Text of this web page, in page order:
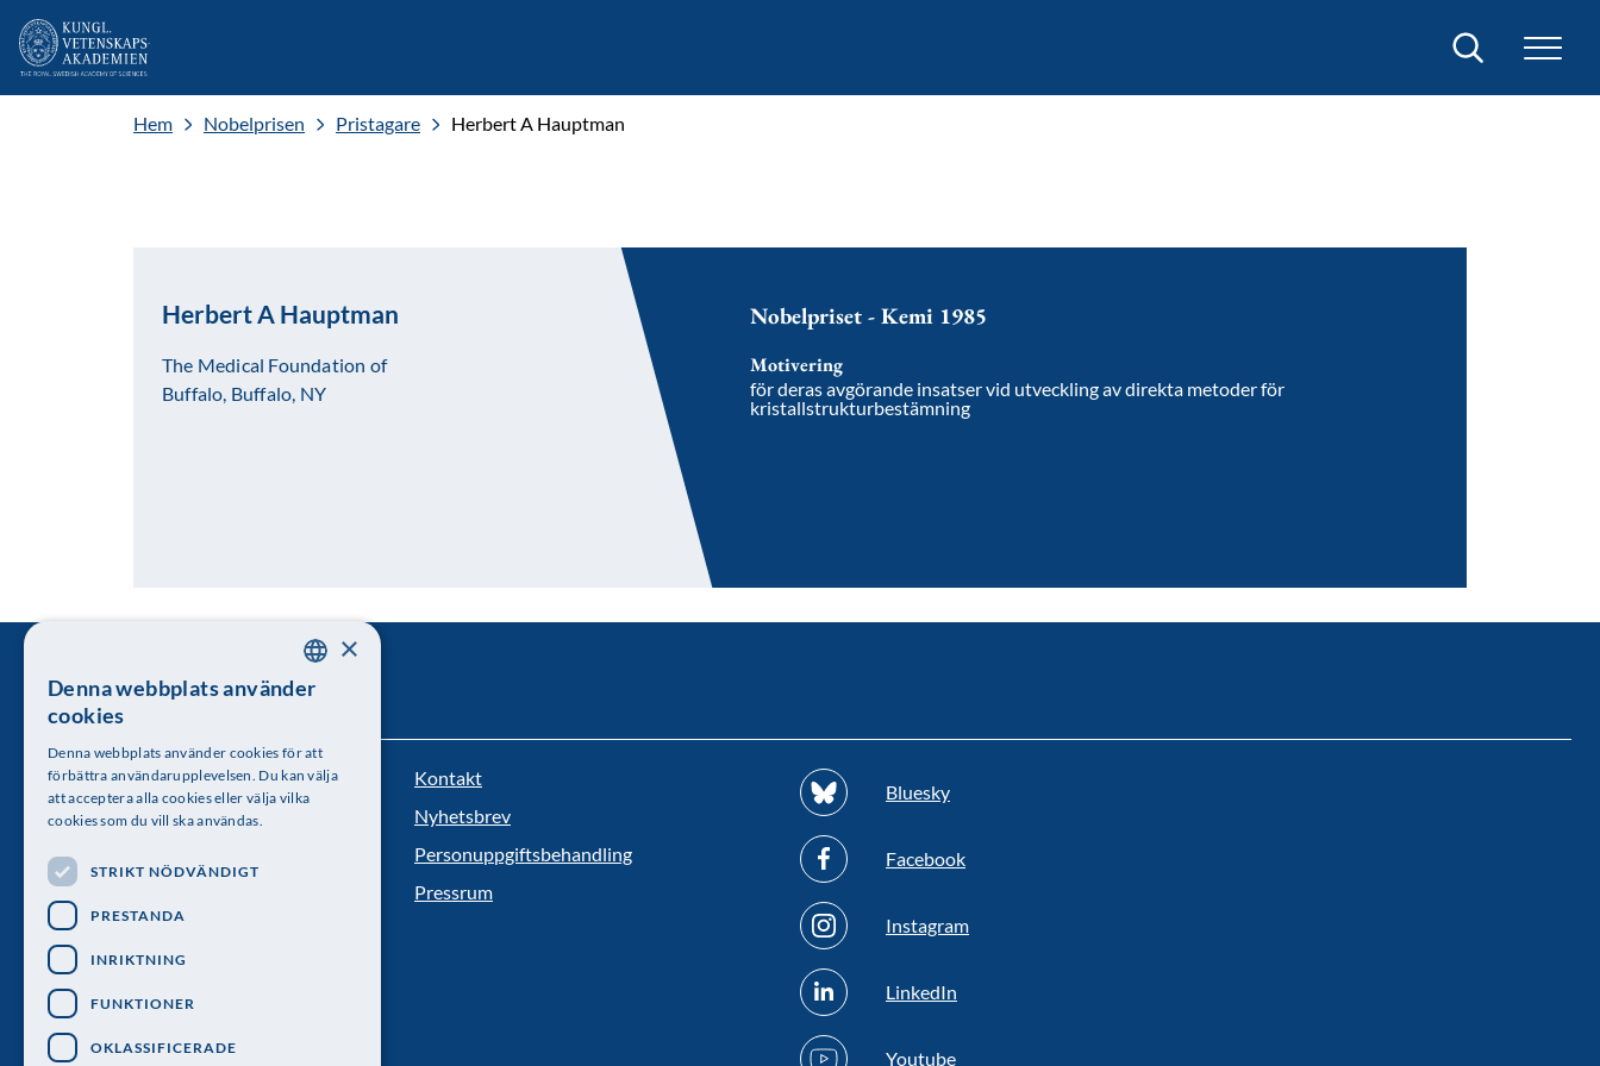
Sök
Hem Nobelprisen Pristagare Herbert A Hauptman
Herbert A Hauptman
The Medical Foundation of
Buffalo, Buffalo, NY
Nobelpriset - Kemi 1985
Motivering
för deras avgörande insatser vid utveckling av direkta metoder för
kristallstrukturbestämning
Kungl. Vetenskapsakademien
Besöksadress: Lilla Frescativägen 4A
Telefon: 08-673 95 00
Kontakt
Nyhetsbrev
Personuppgiftsbehandling
Pressrum
Bluesky
Facebook
Instagram
LinkedIn
Youtube
SWEDISH
×
Denna webbplats använder
cookies
Denna webbplats använder cookies för att
förbättra användarupplevelsen. Du kan välja
att acceptera alla cookies eller välja vilka
cookies som du vill ska användas.
STRIKT NÖDVÄNDIGT
PRESTANDA
INRIKTNING
FUNKTIONER
OKLASSIFICERADE